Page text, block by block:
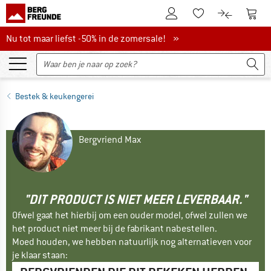
De klantenaccount
Naar deNaar de
Nu tot maar liefst -50% in de zomersale!
Nu tot maar liefst -50% in de zomersale! »
Bestek & keukengerei
Bergvriend Max
"DIT PRODUCT IS NIET MEER LEVERBAAR."
Ofwel gaat het hierbij om een ouder model, ofwel zullen we
het product niet meer bij de fabrikant nabestellen.
Moed houden, we hebben natuurlijk nog alternatieven voor
je klaar staan: